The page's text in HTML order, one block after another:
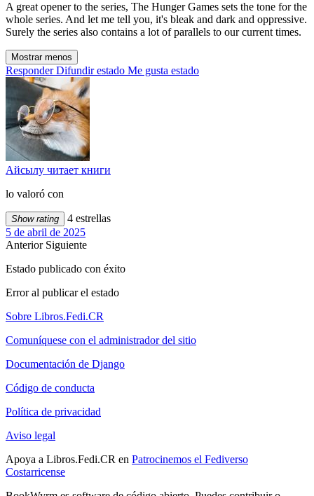
A great opener to the series, The Hunger Games sets the tone for the
whole series. And let me tell you, it's bleak and dark and oppressive.
Surely the series also contains a lot of parallels to our current times.
Mostrar menos
Responder Difundir estado Me gusta estado
Айсылу читает книги
lo valoró con
Show rating
4 estrellas
5 de abril de 2025
Anterior Siguiente
Estado publicado con éxito
Error al publicar el estado
Sobre Libros.Fedi.CR
Comuníquese con el administrador del sitio
Documentación de Django
Código de conducta
Política de privacidad
Aviso legal
Apoya a Libros.Fedi.CR en Patrocinemos el Fediverso
Costarricense